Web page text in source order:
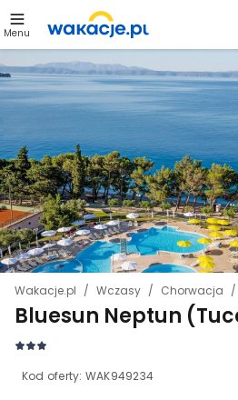
Menu
Wakacje.pl Wczasy Chorwacja
Bluesun Neptun
Kod oferty: WAK949234